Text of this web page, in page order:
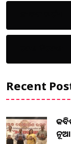
Recent
ନୂଆ